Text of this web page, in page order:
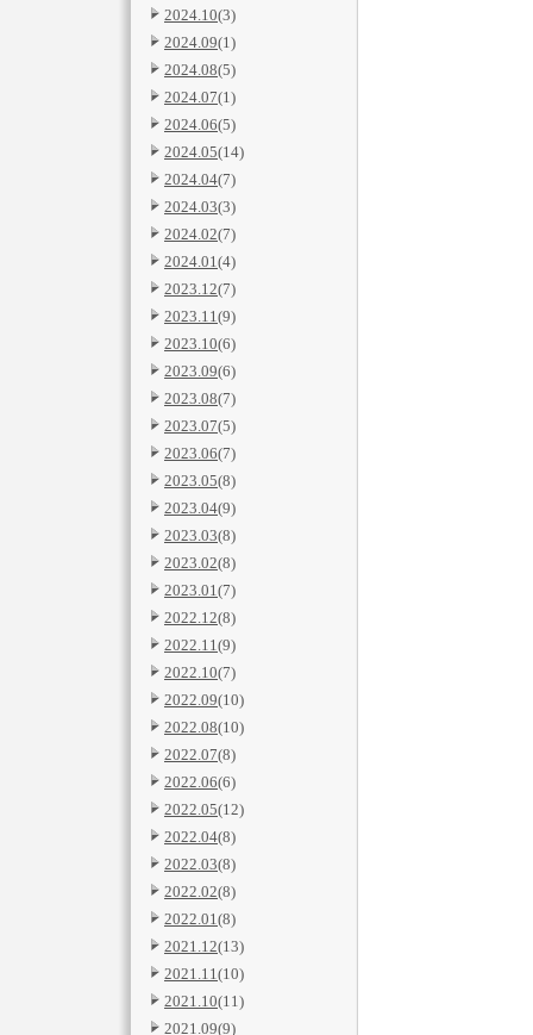
2024.10(3)
2024.09(1)
2024.08(5)
2024.07(1)
2024.06(5)
2024.05(14)
2024.04(7)
2024.03(3)
2024.02(7)
2024.01(4)
2023.12(7)
2023.11(9)
2023.10(6)
2023.09(6)
2023.08(7)
2023.07(5)
2023.06(7)
2023.05(8)
2023.04(9)
2023.03(8)
2023.02(8)
2023.01(7)
2022.12(8)
2022.11(9)
2022.10(7)
2022.09(10)
2022.08(10)
2022.07(8)
2022.06(6)
2022.05(12)
2022.04(8)
2022.03(8)
2022.02(8)
2022.01(8)
2021.12(13)
2021.11(10)
2021.10(11)
2021.09(9)